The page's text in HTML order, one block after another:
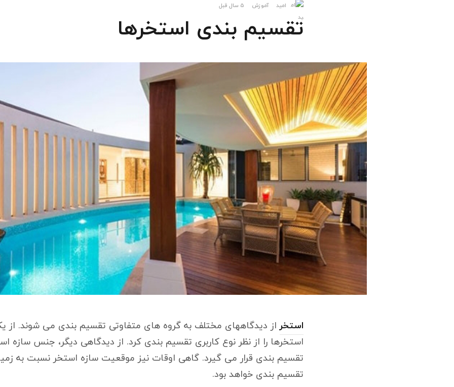
امید آموزش 5 سال قبل
تقسیم بندی استخرها
استخراز دیدگاههای مختلف به گروه های متفاوتی تقسیم بندی می شوند. از
استخرها را از نظر نوع کاربری تقسیم بندی کرد. از دیدگاهی دیگر، جنس سازه
تقسیم بندی قرار می گیرد. گاهی اوقات نیز موقعیت سازه استخر نسبت به
تقسیم بندی خواهد بود.